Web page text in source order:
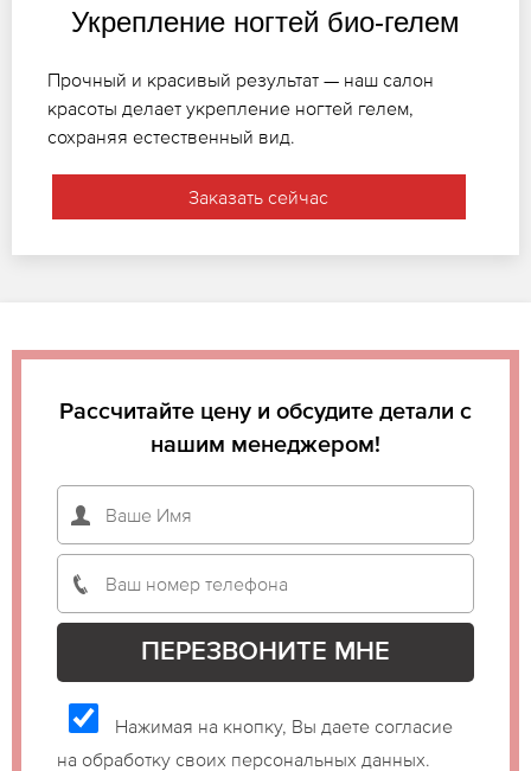
Укрепление ногтей био-гелем
Прочный и красивый результат — наш салон
красоты делает укрепление ногтей гелем,
сохраняя естественный вид.
Заказать сейчас
Рассчитайте цену и обсудите детали с
нашим менеджером!
Нажимая на кнопку, Вы даете согласие
на обработку своих персональных данных.